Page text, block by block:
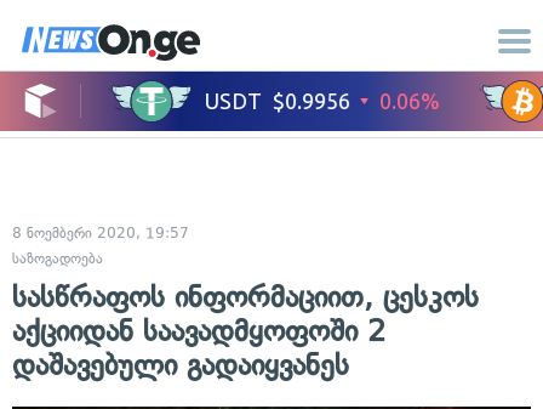
8 ნოემბერი 2020, 19:57
საზოგადოება
სასწრაფოს ინფორმაციით, ცესკოს
აქციიდან საავადმყოფოში 2
დაშავებული გადაიყვანეს